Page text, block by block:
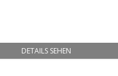
DETAILS SEHEN